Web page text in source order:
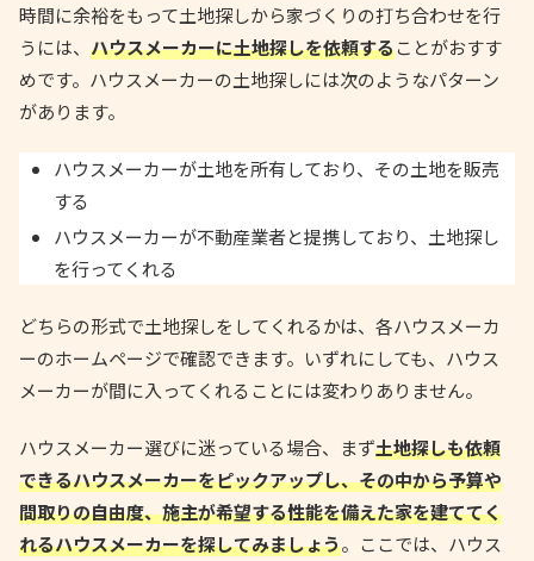
時間に余裕をもって土地探しから家づくりの打ち合わせを行
うには、 ハウスメーカーに土地探しを依頼することがおすす
めです。ハウスメーカーの土地探しには次のようなパターン
があります。
ハウスメーカーが土地を所有しており、その土地を販売
する
ハウスメーカーが不動産業者と提携しており、土地探し
を行ってくれる
どちらの形式で土地探しをしてくれるかは、各ハウスメーカ
ーのホームページで確認できます。いずれにしても、ハウス
メーカーが間に入ってくれることには変わりありません。
ハウスメーカー選びに迷っている場合、まず土地探しも依頼
できるハウスメーカーをピックアップし、その中から予算や
間取りの自由度、施主が希望する性能を備えた家を建ててく
れるハウスメーカーを探してみましょう。ここでは、ハウス